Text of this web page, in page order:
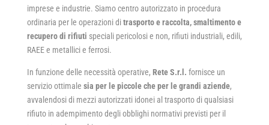
imprese e industrie. Siamo centro autorizzato in procedura
ordinaria per le operazioni ditrasporto e raccolta, smaltimento e
recupero di rifiuti speciali pericolosi e non, rifiuti industriali, edili,
RAEE e metallici e ferrosi.
In funzione delle necessità operative, Rete S.r.l. fornisce un
servizio ottimale sia per le piccole che per le grandi aziende,
avvalendosi di mezzi autorizzati idonei al trasporto di qualsiasi
rifiuto in adempimento degli obblighi normativi previsti per il